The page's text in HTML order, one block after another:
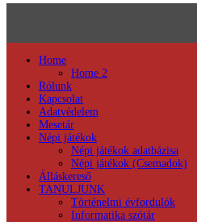
Home
Home 2
Rólunk
Kapcsolat
Adatvédelem
Mesetár
Népi játékok
Népi játékok adatbázisa
Népi játékok (Csemadok)
Álláskereső
TANULJUNK
Történelmi évfordulók
Informatika szótár